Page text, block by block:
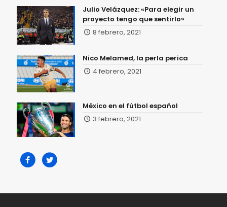
Julio Velázquez: «Para elegir un
proyecto tengo que sentirlo»
8 febrero, 2021
Nico Melamed, la perla perica
4 febrero, 2021
México en el fútbol español
3 febrero, 2021